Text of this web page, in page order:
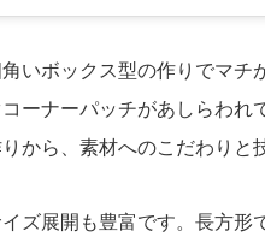
角いボックス型の作りでマチ
コーナーパッチがあしらわれ
から、素材へのこだわりと
ズ展開も豊富です。長方形